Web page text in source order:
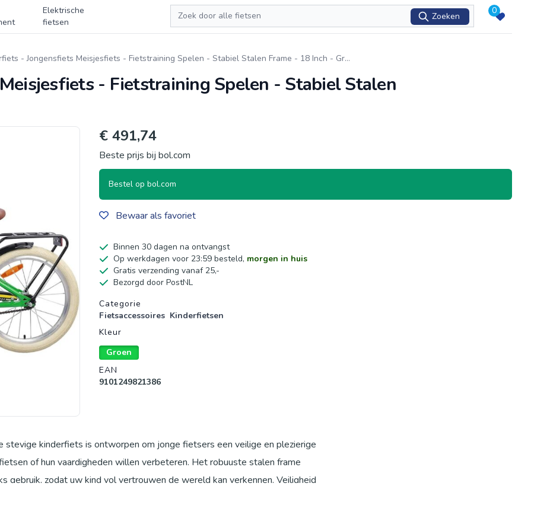
Elektrische
fietsen
Zoeken
Zoeken
0
- Jongensfiets Meisjesfiets - Fietstraining Spelen - Stabiel Stalen Frame - 18 Inch - Gr...
- Fietstraining Spelen - Stabiel Stalen
€ 491,74
Beste prijs bij bol.com
Bestel op bol.com
Bewaar als favoriet
Binnen 30 dagen na ontvangst
Op werkdagen voor 23:59 besteld, morgen in huis
Gratis verzending vanaf 25,-
Bezorgd door PostNL
Productgegevens
Categorie
Fietsaccessoires Kinderfietsen
Kleur
Groen
EAN
9101249821386
kinderfiets is ontworpen om jonge fietsers een veilige en plezierige
of hun vaardigheden willen verbeteren. Het robuuste stalen frame
gebruik, zodat uw kind vol vertrouwen de wereld kan verkennen. Veiligheid
de zachte handgrepen zorgen voor een prettige rit, zelfs tijdens langere